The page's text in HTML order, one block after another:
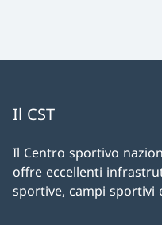
Il CST
Il Centro sportivo
offre eccellenti
sportive, campi sportivi